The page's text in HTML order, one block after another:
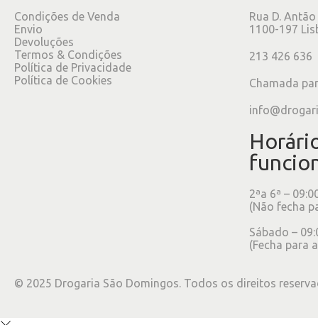
Condições de Venda
Envio
Devoluções
Termos & Condições
Política de Privacidade
Política de Cookies
Rua D.
1100-197
213 426 636
Chamada
2ªa 6ª –
(Não fecha
Sábado –
(Fecha para
© 2025 Drogaria São Domingos. Todos os direitos